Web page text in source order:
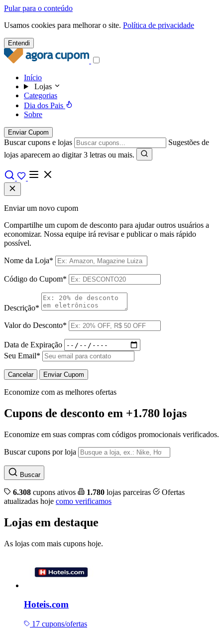
Pular para o conteúdo
Usamos cookies para melhorar o site. Política de privacidade
Entendi
Início
Lojas
Categorias
Dia dos Pais
Sobre
Enviar Cupom
Buscar cupons e lojas
Sugestões de
lojas aparecem ao digitar 3 letras ou mais.
Enviar um novo cupom
Compartilhe um cupom de desconto para ajudar outros usuários a
economizar. Nossa equipe irá revisar e publicar o mais rápido
possível.
Nome da Loja*
Código do Cupom*
Descrição*
Valor do Desconto*
Data de Expiração
Seu Email*
Cancelar Enviar Cupom
Economize com as melhores ofertas
Cupons de desconto em +1.780 lojas
Economize em suas compras com códigos promocionais verificados.
Buscar cupons por loja
Buscar
6.308 cupons ativos 1.780 lojas parceiras
Ofertas
atualizadas hoje como verificamos
Lojas em destaque
As lojas com mais cupons hoje.
Hoteis.com
17 cupons/ofertas